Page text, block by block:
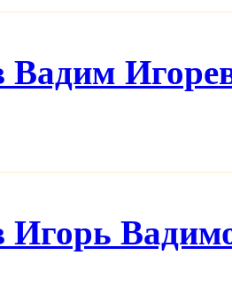
Вадим
Игорь